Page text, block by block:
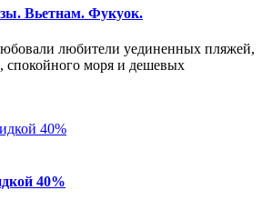
Вьетнам. Фукуок.
любители уединенных пляжей,
моря и дешевых
40%